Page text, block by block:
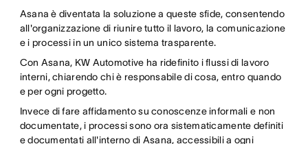
Asana è diventata la soluzione a queste sfide, consentendo
all'organizzazione di riunire tutto il lavoro, la comunicazione
e i processi in un unico sistema trasparente.
Con Asana, KW Automotive ha ridefinito i flussi di lavoro
interni, chiarendo chi è responsabile di cosa, entro quando
e per ogni progetto.
Invece di fare affidamento su conoscenze informali e non
documentate, i processi sono ora sistematicamente definiti
e documentati all'interno di Asana, accessibili a ogni